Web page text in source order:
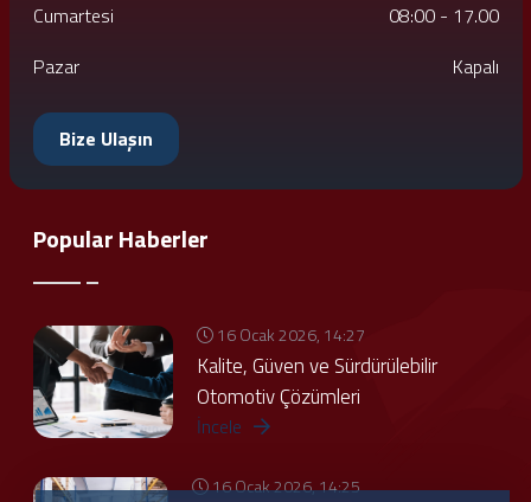
Cumartesi
08:00 - 17.00
Pazar
Kapalı
Bize Ulaşın
Popular Haberler
16 Ocak 2026, 14:27
Kalite, Güven ve Sürdürülebilir
Otomotiv Çözümleri
İncele
16 Ocak 2026, 14:25